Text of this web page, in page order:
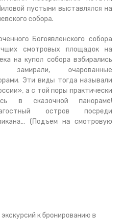
пустыни выставлялся на
собора.
Богоявленского собора
смотровых площадок на
на купол собора взбирались
замирали, очарованные
Эти виды тогда называли
а с той поры практически
в сказочной панораме!
остров посреди
(Подъем на смотровую
к бронированию в